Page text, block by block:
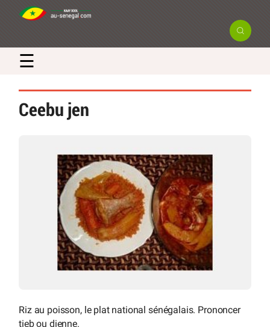
☰
Ceebu jen
Riz au poisson, le plat national sénégalais. Prononcer
tieb ou dienne.